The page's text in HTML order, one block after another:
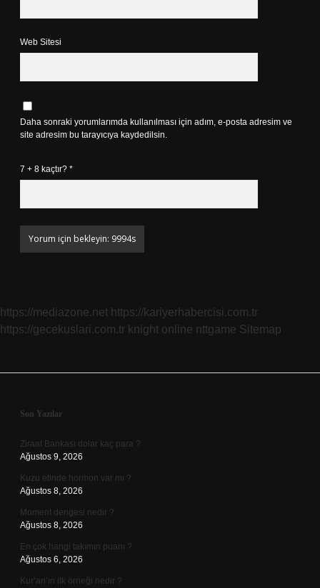
Web Sitesi
Daha sonraki yorumlarımda kullanılması için adım, e-posta adresim ve
site adresim bu tarayıcıya kaydedilsin.
7 + 8 kaçtır? *
https://mediazone.net https://kariyerhabercisi.com.tr
https://gecekuslari.com.tr knight online nttgame Sitemap
Sidebar
Son Yazılar
Ziraat Bankası dolar kaç para ?
Ağustos 9, 2026
Kuzu etinde hormon var mı ?
Ağustos 8, 2026
Moment dengesi nedir ?
Ağustos 8, 2026
En çok hangi takımın puanı ?
Ağustos 6, 2026
Kur’an’ın ilk örneği nedir ?